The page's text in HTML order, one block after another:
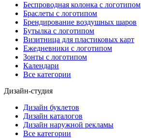
Беспроводная колонка с логотипом
Браслеты с логотипом
Брендирование воздушных шаров
Бутылка с логотипом
Визитница для пластиковых карт
Ежедневники с логотипом
Зонты с логотипом
Календари
Все категории
Дизайн-студия
Дизайн буклетов
Дизайн каталогов
Дизайн наружной рекламы
Все категории